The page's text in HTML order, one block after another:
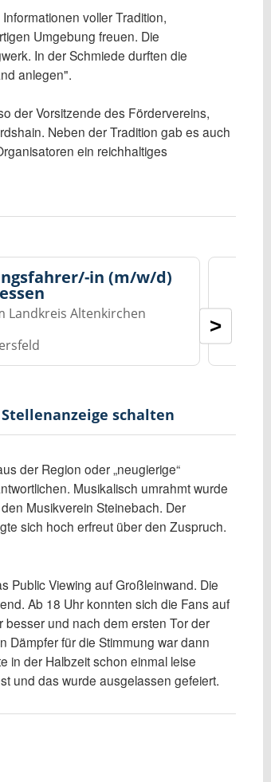
voller Tradition,
Umgebung freuen. Die
In der Schmiede durften die
anlegen".
der Vorsitzende des Fördervereins,
Neben der Tradition gab es auch
ein reichhaltiges
in (m/w/d)
Landkreis Altenkirchen
>
Stellenanzeige schalten
der Region oder „neugierige“
Musikalisch umrahmt wurde
Musikverein Steinebach. Der
sich hoch erfreut über den Zuspruch.
Public Viewing auf Großleinwand. Die
Ab 18 Uhr konnten sich die Fans auf
besser und nach dem ersten Tor der
Dämpfer für die Stimmung war dann
in der Halbzeit schon einmal leise
und das wurde ausgelassen gefeiert.